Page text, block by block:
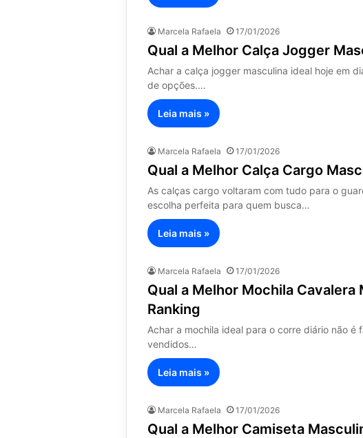
Marcela Rafaela 17/01/2026
Qual a Melhor Calça Jogger
Achar a calça jogger masculina ideal hoje em
de opções.…
Leia mais »
Marcela Rafaela 17/01/2026
Qual a Melhor Calça Cargo
As calças cargo voltaram com tudo para o
escolha perfeita para quem busca…
Leia mais »
Marcela Rafaela 17/01/2026
Qual a Melhor Mochila
Ranking
Achar a mochila ideal para o corre diário não é
vendidos…
Leia mais »
Marcela Rafaela 17/01/2026
Qual a Melhor Camiseta